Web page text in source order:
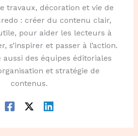
travaux, décoration et vie de
: créer du contenu clair,
pour aider les lecteurs à
s’inspirer et passer à l’action.
aussi des équipes éditoriales
et stratégie de
contenus.